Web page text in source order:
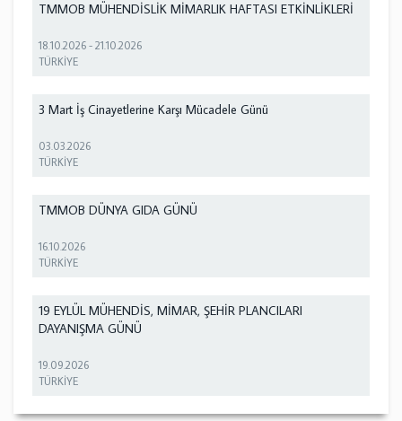
TMMOB MÜHENDİSLİK MİMARLIK HAFTASI ETKİNLİKLERİ
18.10.2026 -21.10.2026
TÜRKİYE
3 Mart İş Cinayetlerine Karşı Mücadele Günü
03.03.2026
TÜRKİYE
TMMOB DÜNYA GIDA GÜNÜ
16.10.2026
TÜRKİYE
19 EYLÜL MÜHENDİS, MİMAR, ŞEHİR PLANCILARI
DAYANIŞMA GÜNÜ
19.09.2026
TÜRKİYE